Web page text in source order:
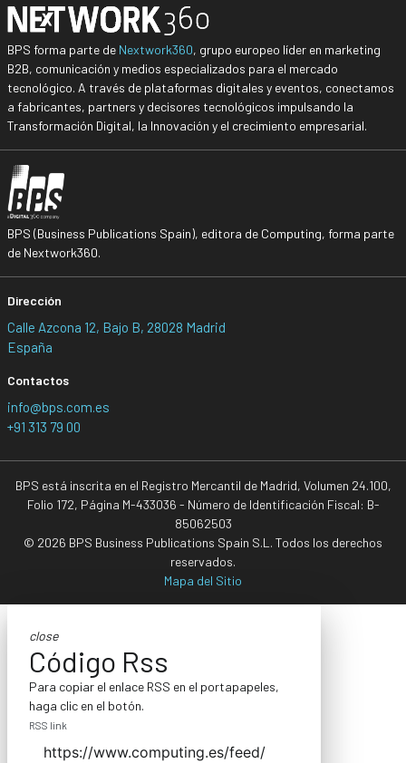
BPS forma parte de Nextwork360, grupo europeo líder en marketing
B2B, comunicación y medios especializados para el mercado
tecnológico. A través de plataformas digitales y eventos, conectamos
a fabricantes, partners y decisores tecnológicos impulsando la
Transformación Digital, la Innovación y el crecimiento empresarial.
BPS (Business Publications Spain), editora de Computing, forma parte
de Nextwork360.
Dirección
Calle Azcona 12, Bajo B, 28028 Madrid
España
Contactos
info@bps.com.es
+91 313 79 00
BPS está inscrita en el Registro Mercantil de Madrid, Volumen 24.100,
Folio 172, Página M-433036 - Número de Identificación Fiscal: B-
85062503
© 2026 BPS Business Publications Spain S.L. Todos los derechos
reservados.
Mapa del Sitio
close
Código Rss
Para copiar el enlace RSS en el portapapeles,
haga clic en el botón.
RSS link